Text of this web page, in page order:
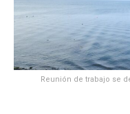
Reunión de trabajo se